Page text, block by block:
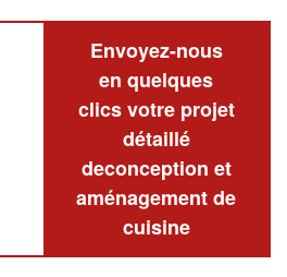
Envoyez-nous
en quelques
clics votre projet
détaillé
deconception et
aménagement de
cuisine